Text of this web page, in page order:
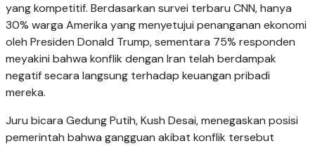
yang kompetitif. Berdasarkan survei terbaru CNN, hanya
30% warga Amerika yang menyetujui penanganan ekonomi
oleh Presiden Donald Trump, sementara 75% responden
meyakini bahwa konflik dengan Iran telah berdampak
negatif secara langsung terhadap keuangan pribadi
mereka.
Juru bicara Gedung Putih, Kush Desai, menegaskan posisi
pemerintah bahwa gangguan akibat konflik tersebut